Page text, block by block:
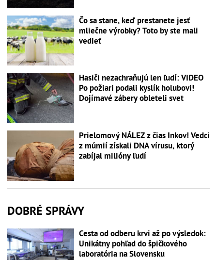
Čo sa stane, keď prestanete jesť
mliečne výrobky? Toto by ste mali
vedieť
Hasiči nezachraňujú len ľudí: VIDEO
Po požiari podali kyslík holubovi!
Dojímavé zábery obleteli svet
Prielomový NÁLEZ z čias Inkov! Vedci
z múmií získali DNA vírusu, ktorý
zabíjal milióny ľudí
DOBRÉ SPRÁVY
Cesta od odberu krvi až po výsledok:
Unikátny pohľad do špičkového
laboratória na Slovensku